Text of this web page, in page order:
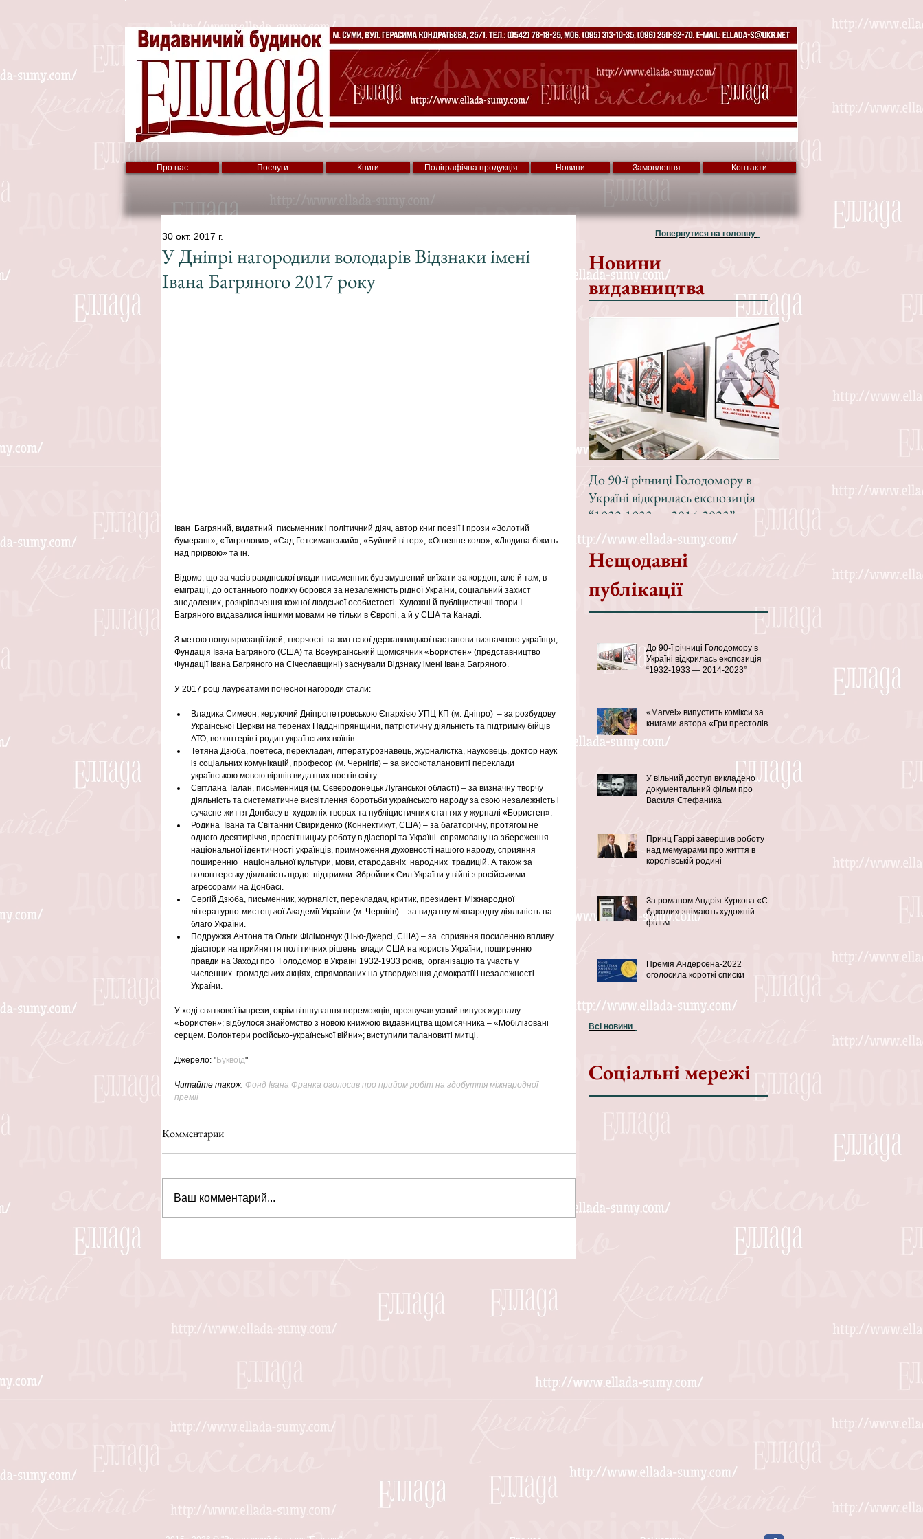
Про нас Послуги Книги Поліграфічна продукція Новини Замовлення Контакти
У Дніпрі нагородили володарів Відзнаки імені
Івана Багряного 2017 року
30 окт. 2017 г.
Іван  Багряний, видатний  письменник і політичний діяч, автор книг поезії і прози «Золотий
бумеранг», «Тигролови», «Сад Гетсиманський», «Буйний вітер», «Огненне коло», «Людина біжить
над прірвою» та ін.
Відомо, що за часів раяднської влади письменник був змушений виїхати за кордон, але й там, в
еміграції, до останнього подиху боровся за незалежність рідної України, соціальний захист
знедолених, розкріпачення кожної людської особистості. Художні й публіцистичні твори І.
Багряного видавалися іншими мовами не тільки в Європі, а й у США та Канаді.
З метою популяризації ідей, творчості та життєвої державницької настанови визначного українця,
Фундація Івана Багряного (США) та Всеукраїнський щомісячник «Бористен» (представництво
Фундації Івана Багряного на Січеславщині) заснували Відзнаку імені Івана Багряного.
У 2017 році лауреатами почесної нагороди стали:
Владика Симеон, керуючий Дніпропетровською Єпархією УПЦ КП (м. Дніпро)  – за розбудову
Української Церкви на теренах Наддніпрянщини, патріотичну діяльність та підтримку бійців
АТО, волонтерів і родин українських воїнів.
Тетяна Дзюба, поетеса, перекладач, літературознавець, журналістка, науковець, доктор наук
із соціальних комунікацій, професор (м. Чернігів) – за високоталановиті переклади
українською мовою віршів видатних поетів світу.
Світлана Талан, письменниця (м. Сєверодонецьк Луганської області) – за визначну творчу
діяльність та систематичне висвітлення боротьби українського народу за свою незалежність і
сучасне життя Донбасу в  художніх творах та публіцистичних статтях у журналі «Бористен».
Родина  Івана та Світанни Свириденко (Коннектикут, США) – за багаторічну, протягом не
одного десятиріччя, просвітницьку роботу в діаспорі та Україні  спрямовану на збереження
національної ідентичності українців, примноження духовності нашого народу, сприяння
поширенню   національної культури, мови, стародавніх  народних  традицій. А також за
волонтерську діяльність щодо  підтримки  Збройних Сил України у війні з російськими
агресорами на Донбасі.
Сергій Дзюба, письменник, журналіст, перекладач, критик, президент Міжнародної
літературно-мистецької Академії України (м. Чернігів) – за видатну міжнародну діяльність на
благо України.
Подружжя Антона та Ольги Філімончук (Нью-Джерсі, США) – за  сприяння посиленню впливу
діаспори на прийняття політичних рішень  влади США на користь України, поширенню
правди на Заході про  Голодомор в Україні 1932-1933 років,  організацію та участь у
численних  громадських акціях, спрямованих на утвердження демократії і незалежності
України.
У ході святкової імпрези, окрім віншування переможців, прозвучав усний випуск журналу
«Бористен»; відбулося знайомство з новою книжкою видавництва щомісячника – «Мобілізовані
серцем. Волонтери російсько-української війни»; виступили талановиті митці.
Джерело: "Буквоїд"
Читайте також: Фонд Івана Франка оголосив про прийом робіт на здобуття міжнародної
премії
Комментарии
Ваш комментарий...
Повернутися на головну
Новини
видавництва
До 90-ї річниці Голодомору в
Україні відкрилась експозиція
“1932-1933 — 2014-2023”
Нещодавні
публікації
До 90-ї річниці Голодомору в
Україні відкрилась експозиція
“1932-1933 — 2014-2023”
«Marvel» випустить комікси за
книгами автора «Гри престолів»
У вільний доступ викладено
документальний фільм про
Василя Стефаника
Принц Гаррі завершив роботу
над мемуарами про життя в
королівській родині
За романом Андрія Куркова «Сірі
бджоли» знімають художній
фільм
Премія Андерсена-2022
оголосила короткі списки
Всі новини
Соціальні мережі